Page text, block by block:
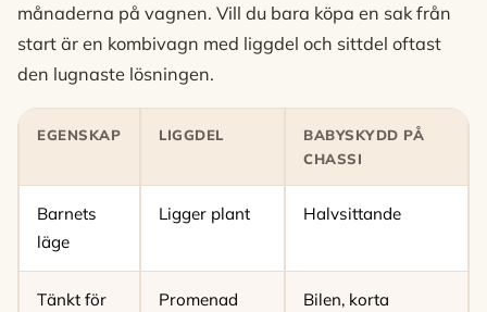
månaderna på vagnen. Vill du bara köpa en sak från
start är en kombivagn med liggdel och sittdel oftast
den lugnaste lösningen.
EGENSKAP LIGGDEL
BABYSKYDD PÅ
CHASSI
Barnets
läge
Ligger plant Halvsittande
Tänkt för
Promenad
Bilen, korta